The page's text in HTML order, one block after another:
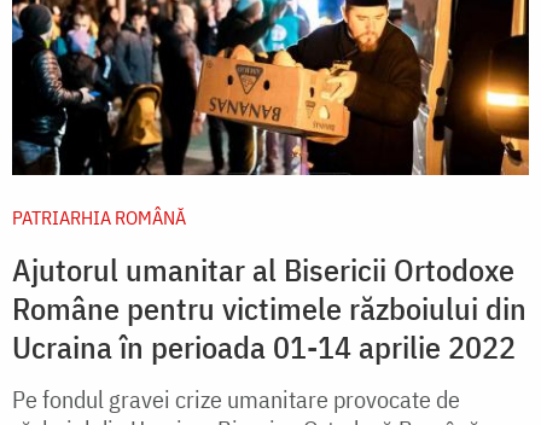
PATRIARHIA ROMÂNĂ
Ajutorul umanitar al Bisericii Ortodoxe
Române pentru victimele războiului din
Ucraina în perioada 01-14 aprilie 2022
Pe fondul gravei crize umanitare provocate de